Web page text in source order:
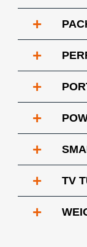
+
+
+
+
+
+ TV
+